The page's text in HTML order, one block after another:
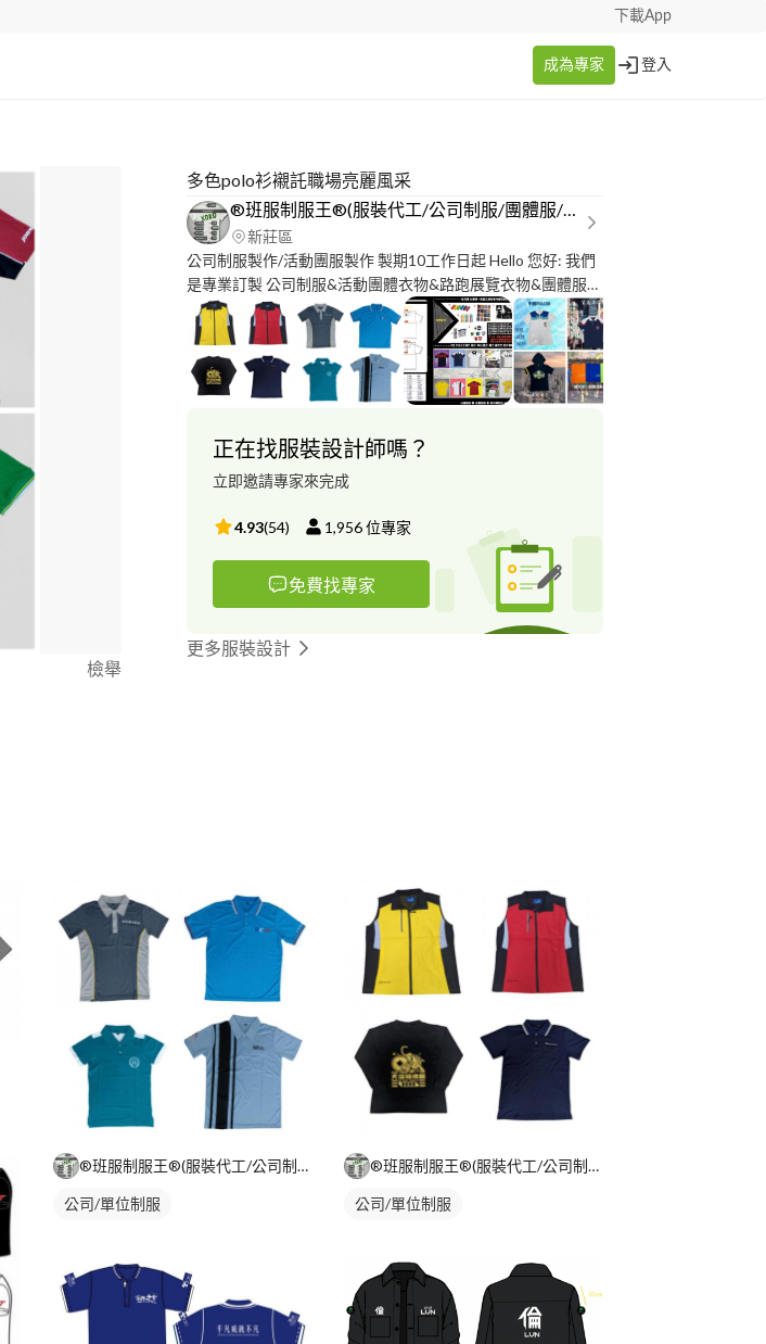
下載App
成為專家 登入
檢舉
多色polo衫襯託職場亮麗風采
®班服制服王®(服裝代工/公司制服/團體服/活動衣物)
新莊區
公司制服製作/活動團服製作 製期10工作日起 Hello 您好: 我們
是專業訂製 公司制服&活動團體衣物&路跑展覽衣物&團體服裝
&制服 和 品牌商品代工/各式禮.贈品 的廠商，凱利爾企業社
(www.kalair.tw) 我們曾經合作過的業務有:各教會/公司行
號/KANO/黃色小鴨/1600隻紙熊貓/蠟筆小新...等等的活動展
覽，周邊客製商品和衣物，產品生產過程台灣布料&台灣工廠
製造。且通過SGS檢驗,少量20件至大量幾萬件皆有專業產線生
協會團體衣物/活動衣物商品/團體衣服/毛巾/帽子/背心/外套/
襯衫/束口袋/各式禮.贈品 ...等等，都歡迎與我們聯繫。 讓我們
聯繫讓我為貴公司服務 :) 廖政凱(小龍)
正在找服裝設計師嗎？
立即邀請專家來完成
4.93(54) 1,956位專家
免費找專家
更多服裝設計
®班服制服王®(服裝代工/公司制服/團體服/活動衣物)
公司/單位制服
®班服制服王®(服裝代工/公司制服/團體服/活動衣物)
公司/單位制服